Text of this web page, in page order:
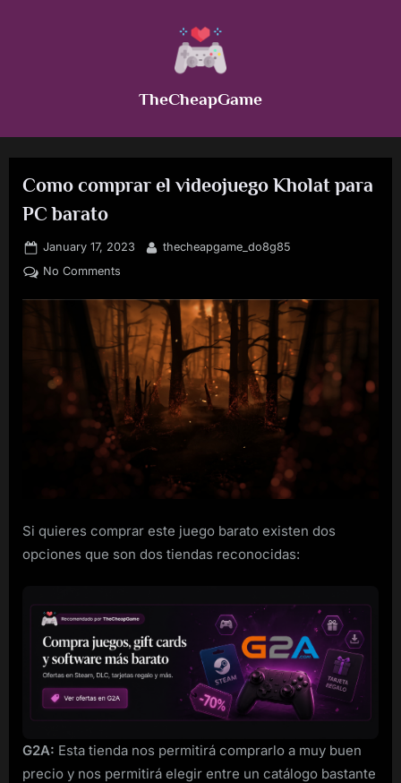
TheCheapGame
Como comprar el videojuego Kholat para
PC barato
Posted
on
January 17, 2023 By
thecheapgame_do8g85
No Commentson
comprar
el
videojuego
Kholat
para
PC
barato
Si quieres comprar este juego barato existen dos
opciones que son dos tiendas reconocidas:
G2A: Esta tienda nos permitirá comprarlo a muy buen
precio y nos permitirá elegir entre un catálogo bastante